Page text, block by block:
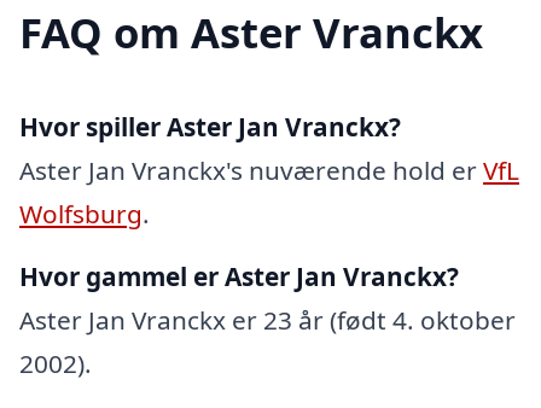
FAQ om Aster Vranckx
Hvor spiller Aster Jan Vranckx?
Aster Jan Vranckx's nuværende hold erVfL
Wolfsburg.
Hvor gammel er Aster Jan Vranckx?
Aster Jan Vranckx er 23 år (født 4. oktober
2002).